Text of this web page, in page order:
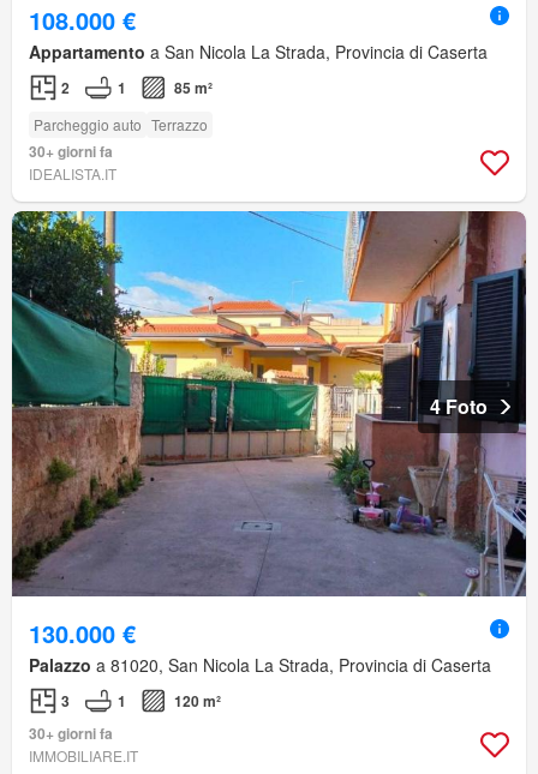
108.000 €
Appartamento a San Nicola La Strada, Provincia di Caserta
2 1 85 m²
Parcheggio auto Terrazzo
30+ giorni fa
IDEALISTA.IT
4 Foto
130.000 €
Palazzo a 81020, San Nicola La Strada, Provincia di Caserta
3 1
120 m²
30+ giorni fa
IMMOBILIARE.IT